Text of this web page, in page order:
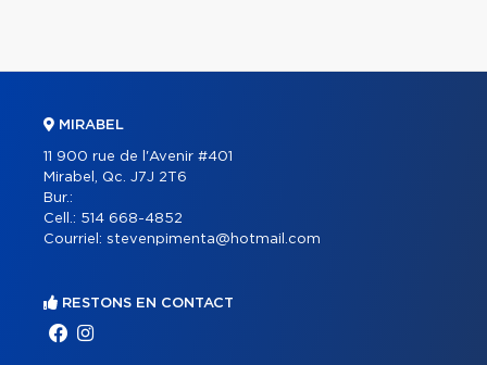
MIRABEL
11 900 rue de l'Avenir #401
Mirabel, Qc. J7J 2T6
Bur.:
Cell.: 514 668-4852
Courriel: stevenpimenta@hotmail.com
RESTONS EN CONTACT